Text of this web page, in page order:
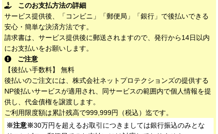
このお支払方法の詳細
サービス提供後、「コンビニ」「郵便局」「銀行」で後払いできる
安心・簡単な決済方法です。
請求書は、サービス提供後に郵送されますので、発行から14日以内
にお支払いをお願いします。
ご注意
【後払い手数料】 無料
後払いのご注文には、株式会社ネットプロテクションズの提供する
NP後払いサービスが適用され、同サービスの範囲内で個人情報を提
供し、代金債権を譲渡します。
ご利用限度額は累計残高で999,999円（税込）迄です。
※注意※30万円を超えるお取引につきましては銀行振込のみとな